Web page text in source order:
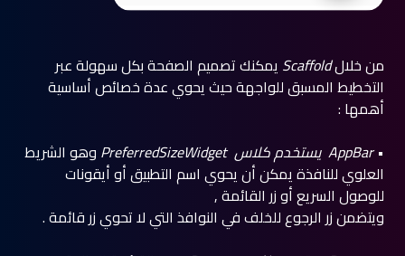
من خلالScaffold يمكنك تصميم الصفحة بكل سهولة عبر
التخطيط المسبق للواجهة حيث يحوي عدة خصائص أساسية
أهمها :
•AppBar يستخدم كلاس PreferredSizeWidget وهو الشريط
العلوي للنافذة يمكن أن يحوي اسم التطبيق أو أيقونات
للوصول السريع أو زر القائمة ,
ويتضمن زر الرجوع للخلف في النوافذ التي لا تحوي زر قائمة .